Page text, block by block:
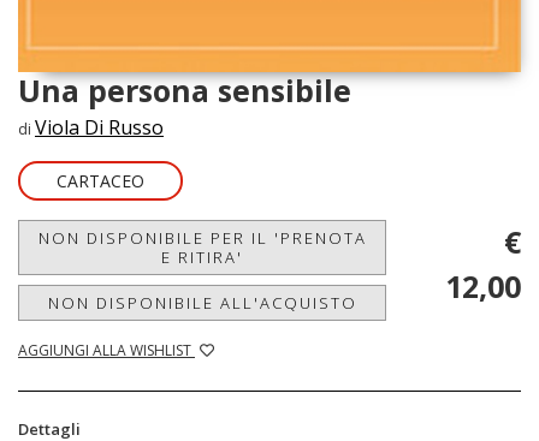
Una persona sensibile
di Viola Di Russo
CARTACEO
NON DISPONIBILE PER IL 'PRENOTA
E RITIRA'
NON DISPONIBILE ALL'ACQUISTO
AGGIUNGI ALLA WISHLIST
€
12,00
Dettagli